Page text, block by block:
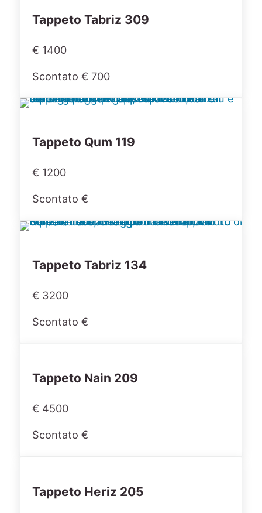
Tappeto Tabriz 309
€ 1400
Scontato € 700
Tappeto Qum 119
€ 1200
Scontato €
Tappeto Tabriz 134
€ 3200
Scontato €
Tappeto Nain 209
€ 4500
Scontato €
Tappeto Heriz 205